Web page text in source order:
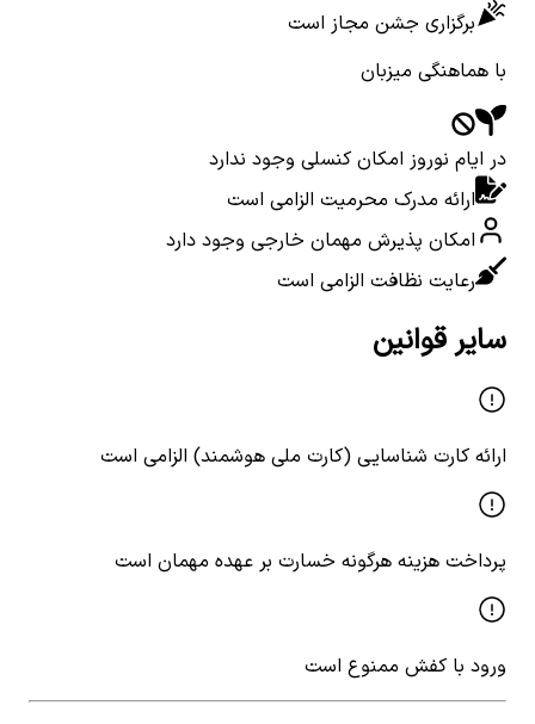
برگزاری جشن مجاز است
با هماهنگی میزبان
در ایام نوروز امکان کنسلی وجود ندارد
ارائه مدرک محرمیت الزامی است
امکان پذیرش مهمان خارجی وجود دارد
رعایت نظافت الزامی است
سایر قوانین
ارائه کارت شناسایی (کارت ملی هوشمند) الزامی است
پرداخت هزینه هرگونه خسارت بر عهده مهمان است
ورود با کفش ممنوع است